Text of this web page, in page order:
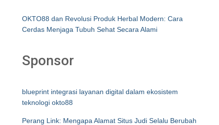
OKTO88 dan Revolusi Produk Herbal Modern: Cara
Cerdas Menjaga Tubuh Sehat Secara Alami
Sponsor
blueprint integrasi layanan digital dalam ekosistem
teknologi okto88
Perang Link: Mengapa Alamat Situs Judi Selalu Berubah